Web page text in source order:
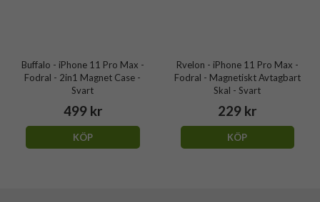
Buffalo - iPhone 11 Pro Max -
Fodral - 2in1 Magnet Case -
Svart
499 kr
KÖP
Rvelon - iPhone 11 Pro Max -
Fodral - Magnetiskt Avtagbart
Skal - Svart
229 kr
KÖP